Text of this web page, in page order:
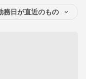
務日が直近のもの